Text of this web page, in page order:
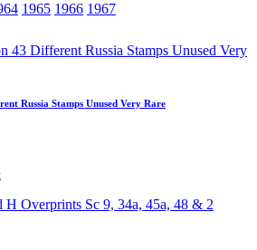
1965 1966 1967
Russia Stamps Unused Very Rare